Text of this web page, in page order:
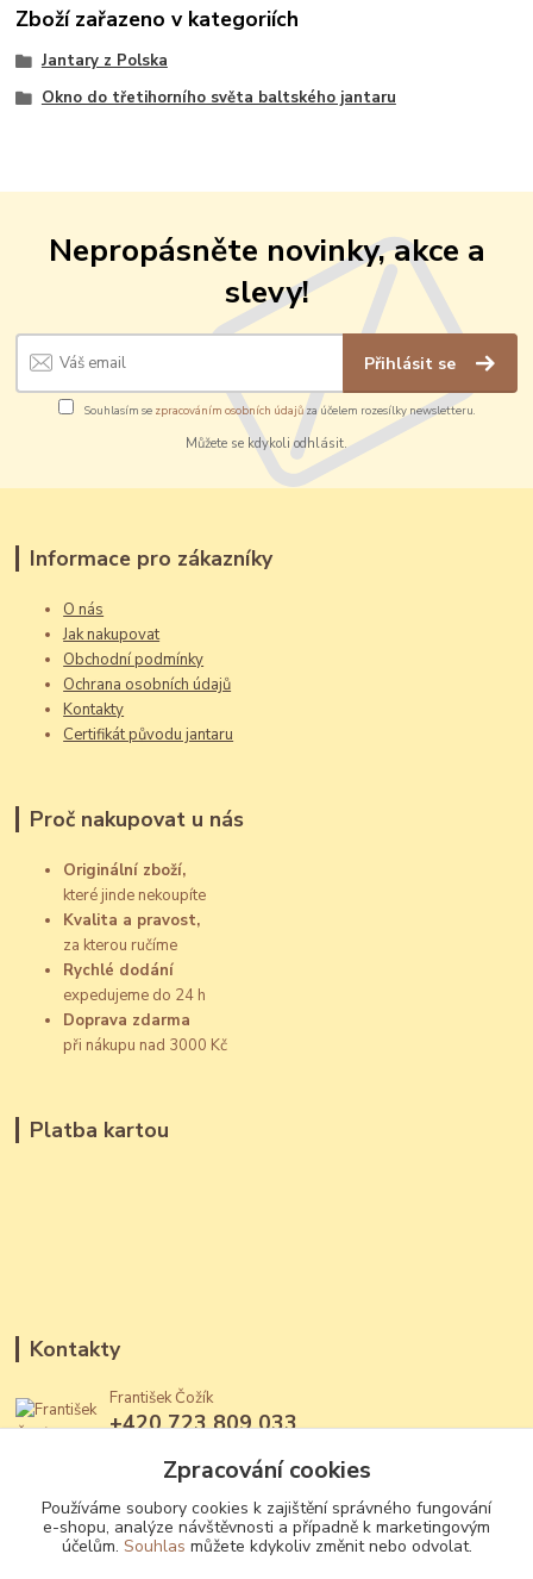
Zboží zařazeno v kategoriích
Jantary z Polska
Okno do třetihorního světa baltského jantaru
Nepropásněte novinky, akce a
slevy!
Přihlásit se
Souhlasím se zpracováním osobních údajůza účelem rozesílky newsletteru.
Můžete se kdykoli odhlásit.
Informace pro zákazníky
O nás
Jak nakupovat
Obchodní podmínky
Ochrana osobních údajů
Kontakty
Certifikát původu jantaru
Proč nakupovat u nás
Originální zboží,
které jinde nekoupíte
Kvalita a pravost,
za kterou ručíme
Rychlé dodání
expedujeme do 24 h
Doprava zdarma
při nákupu nad 3000 Kč
Platba kartou
Kontakty
František Čožík
+420 723 809 033
Zpracování cookies
Používáme soubory cookies k zajištění správného fungování
e-shopu, analýze návštěvnosti a případně k marketingovým
účelům. Souhlas můžete kdykoliv změnit nebo odvolat.